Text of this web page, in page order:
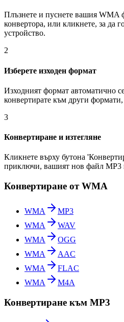
Плъзнете и пуснете вашия WMA
конвертора, или кликнете, за да
устройство.
2
Изберете изходен формат
Изходният формат автоматично
конвертирате към други
3
Конвертиране и изтегляне
Кликнете върху бутона
приключи, вашият нов файл MP3
Конвертиране от WMA
WMA
MP3
WMA
WAV
WMA
OGG
WMA
AAC
WMA
FLAC
WMA
M4A
Конвертиране към MP3